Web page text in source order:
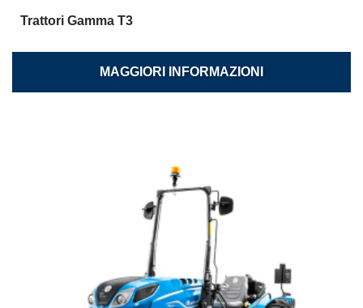
Trattori Gamma T3
MAGGIORI INFORMAZIONI